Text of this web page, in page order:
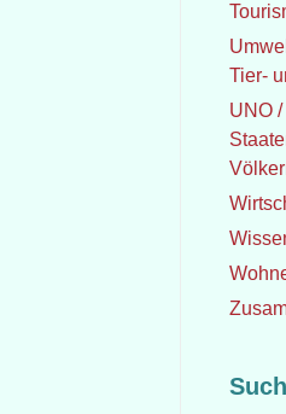
Tier-
UNO